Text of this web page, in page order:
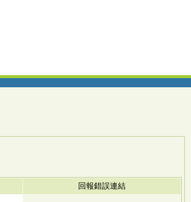
回報錯誤連結